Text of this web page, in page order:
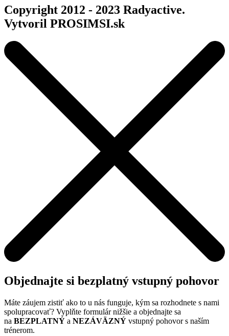
Copyright 2012 - 2023 Radyactive.
Vytvoril PROSIMSI.sk
Objednajte si bezplatný vstupný pohovor
Máte záujem zistiť ako to u nás funguje, kým sa rozhodnete s nami
spolupracovať? Vyplňte formulár nižšie a objednajte sa
na BEZPLATNÝ a NEZÁVÄZNÝ vstupný pohovor s naším
trénerom.